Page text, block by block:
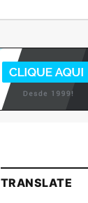
TRANSLATE